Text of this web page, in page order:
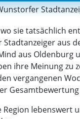
sie tatsächlich
aus
aus Oldenburg
ihre Meinung
vergangenen
Region